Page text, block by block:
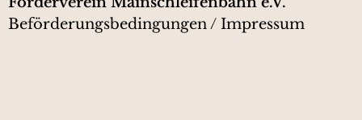
Beförderungsbedingungen/ Impressum